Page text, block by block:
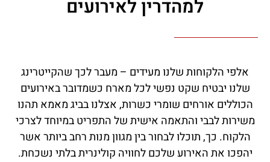
למהדרין לאירועים
אלפי הלקוחות שלנו מעידים – מעבר לכך שהקייטרינג
שלנו יבטיח שקט נפשי לכל מארח כשמדובר באירועים
הכוללים אורחים שומרי כשרות, אצלנו בביג מאמא תהנו
משירות לבבי והתאמה אישית של התפריט במיוחד לצרכי
הלקוח. כך, תוכלו לבחור בין מגוון מנות רחב ביותר אשר
יהפכו את האירוע שלכם לחוויה קולינרית בלתי נשכחת.